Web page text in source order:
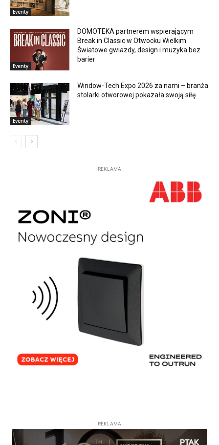
Eventy
Eventy
DOMOTEKA partnerem wspierającym
Break in Classic w Otwocku Wielkim.
Światowe gwiazdy, design i muzyka bez
barier
Eventy
Window-Tech Expo 2026 za nami – branża
stolarki otworowej pokazała swoją siłę
REKLAMA
REKLAMA